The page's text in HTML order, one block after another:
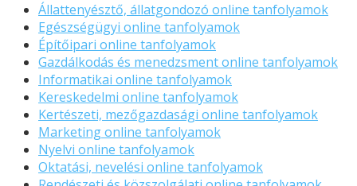
Állattenyésztő, állatgondozó online tanfolyamok
Egészségügyi online tanfolyamok
Építőipari online tanfolyamok
Gazdálkodás és menedzsment online tanfolyamok
Informatikai online tanfolyamok
Kereskedelmi online tanfolyamok
Kertészeti, mezőgazdasági online tanfolyamok
Marketing online tanfolyamok
Nyelvi online tanfolyamok
Oktatási, nevelési online tanfolyamok